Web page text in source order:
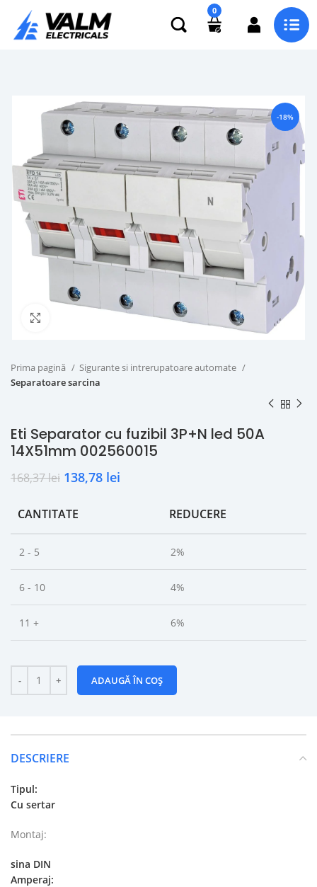
0
-18%
Prima pagină
Sigurante si intrerupatoare automate
Separatoare sarcina
Eti Separator cu fuzibil 3P+N led 50A
14X51mm 002560015
168,37lei 138,78 lei
CANTITATE REDUCERE
2 - 5 2%
6 - 10 4%
11 + 6%
ADAUGĂ ÎN COȘ
DESCRIERE
Tipul:
Cu sertar
Montaj:
sina DIN
Amperaj: